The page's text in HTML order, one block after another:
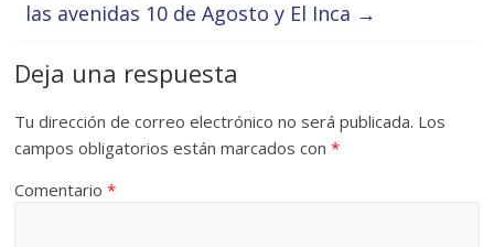
las avenidas 10 de Agosto y El Inca →
Deja una respuesta
Tu dirección de correo electrónico no será publicada. Los
campos obligatorios están marcados con*
Comentario*